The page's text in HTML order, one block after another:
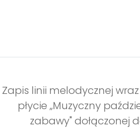
Zapis linii melodycznej
płycie „Muzyczny
zabawy" dołączonej